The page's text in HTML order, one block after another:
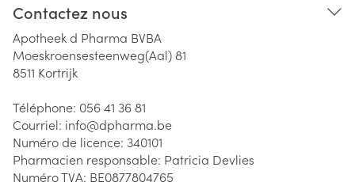
Contactez nous
Apotheek d Pharma BVBA
Moeskroensesteenweg(Aal) 81
8511 Kortrijk
Téléphone: 056 41 36 81
Courriel: info@dpharma.be
Numéro de licence: 340101
Pharmacien responsable: Patricia Devlies
Numéro TVA: BE0877804765